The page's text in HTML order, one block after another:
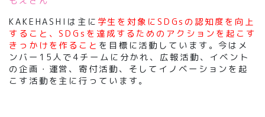
KAKEHASHIは主に 学生を対象にSDGsの認知度を向上
すること、SDGsを達成するためのアクションを起こす
きっかけを作ること を目標に活動しています。今はメ
ンバー15人で4チームに分かれ、広報活動、イベント
の企画・運営、寄付活動、そしてイノベーションを起
こす活動を主に行っています。